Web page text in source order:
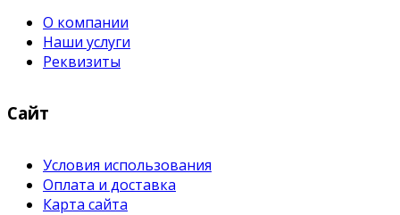
О компании
Наши услуги
Реквизиты
Сайт
Условия использования
Оплата и доставка
Карта сайта